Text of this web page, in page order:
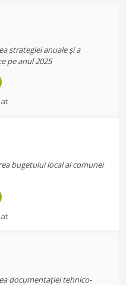
strategiei anuale și a
pe anul 2025
bugetului local al comunei
documentației tehnico-